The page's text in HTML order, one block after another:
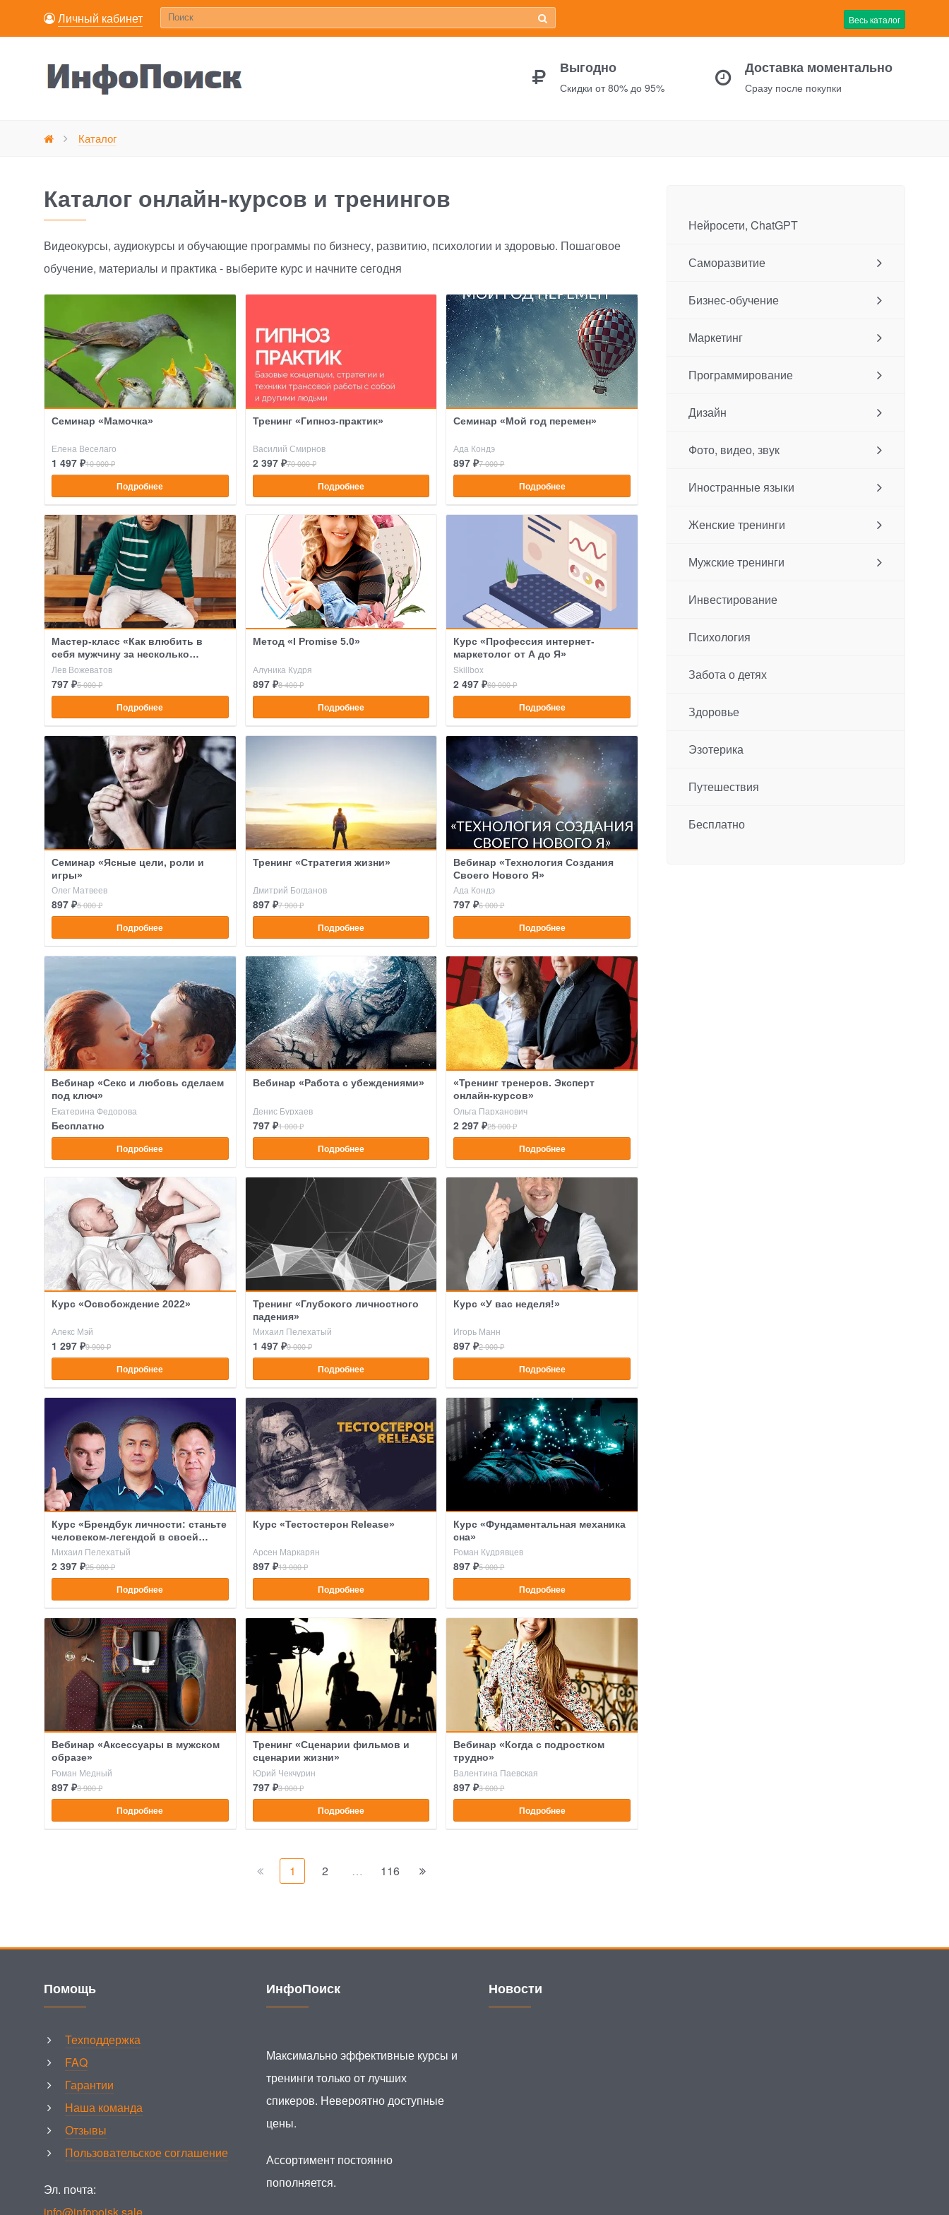
Личный кабинет Весь каталог
Выгодно
Скидки от 80% до 95%
Доставка моментально
Сразу после покупки
Каталог
Каталог онлайн-курсов и тренингов
Видеокурсы, аудиокурсы и обучающие программы по бизнесу, развитию, психологии и здоровью. Пошаговое
обучение, материалы и практика - выберите курс и начните сегодня
Семинар «Мамочка»
Елена Веселаго
1 497 ₽10 000 ₽
Подробнее
Тренинг «Гипноз-практик»
Василий Смирнов
2 397 ₽70 000 ₽
Подробнее
Семинар «Мой год перемен»
Ада Кондэ
897 ₽7 000 ₽
Подробнее
Мастер-класс «Как влюбить в
себя мужчину за несколько
свиданий?»
Лев Вожеватов
797 ₽5 000 ₽
Подробнее
Метод «I Promise 5.0»
Алуника Кудря
897 ₽8 400 ₽
Подробнее
Курс «Профессия интернет-
маркетолог от А до Я»
Skillbox
2 497 ₽60 000 ₽
Подробнее
Семинар «Ясные цели, роли и
игры»
Олег Матвеев
897 ₽5 000 ₽
Подробнее
Тренинг «Стратегия жизни»
Дмитрий Богданов
897 ₽7 900 ₽
Подробнее
Вебинар «Технология Создания
Своего Нового Я»
Ада Кондэ
797 ₽6 000 ₽
Подробнее
Вебинар «Секс и любовь сделаем
под ключ»
Екатерина Федорова
Бесплатно
Подробнее
Вебинар «Работа с убеждениями»
Денис Бурхаев
797 ₽1 000 ₽
Подробнее
«Тренинг тренеров. Эксперт
онлайн-курсов»
Ольга Парханович
2 297 ₽25 000 ₽
Подробнее
Курс «Освобождение 2022»
Алекс Мэй
1 297 ₽9 900 ₽
Подробнее
Тренинг «Глубокого личностного
падения»
Михаил Пелехатый
1 497 ₽9 000 ₽
Подробнее
Курс «У вас неделя!»
Игорь Манн
897 ₽2 900 ₽
Подробнее
Курс «Брендбук личности: станьте
человеком-легендой в своей
сфере 2025»
Михаил Пелехатый
2 397 ₽25 000 ₽
Подробнее
Курс «Тестостерон Release»
Арсен Маркарян
897 ₽13 000 ₽
Подробнее
Курс «Фундаментальная механика
сна»
Роман Кудрявцев
897 ₽5 000 ₽
Подробнее
Вебинар «Аксессуары в мужском
образе»
Роман Медный
897 ₽3 900 ₽
Подробнее
Тренинг «Сценарии фильмов и
сценарии жизни»
Юрий Чекчурин
797 ₽3 000 ₽
Подробнее
Вебинар «Когда с подростком
трудно»
Валентина Паевская
897 ₽3 600 ₽
Подробнее
1 2 … 116
Нейросети, ChatGPT
Саморазвитие
Бизнес-обучение
Маркетинг
Программирование
Дизайн
Фото, видео, звук
Иностранные языки
Женские тренинги
Мужские тренинги
Инвестирование
Психология
Забота о детях
Здоровье
Эзотерика
Путешествия
Бесплатно
Помощь
Техподдержка
FAQ
Гарантии
Наша команда
Отзывы
Пользовательское соглашение
Эл. почта:
ИнфоПоиск
Максимально эффективные курсы и
тренинги только от лучших
спикеров. Невероятно доступные
цены.
Ассортимент постоянно
пополняется.
Новости